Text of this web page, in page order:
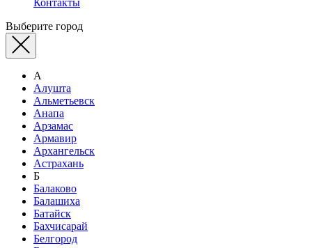
Контакты
Выберите город
А
Алушта
Альметьевск
Анапа
Арзамас
Армавир
Архангельск
Астрахань
Б
Балаково
Балашиха
Батайск
Бахчисарай
Белгород